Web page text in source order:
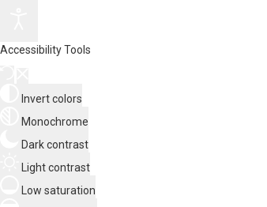
Accessibility Tools
Invert colors
Monochrome
Dark contrast
Light contrast
Low saturation